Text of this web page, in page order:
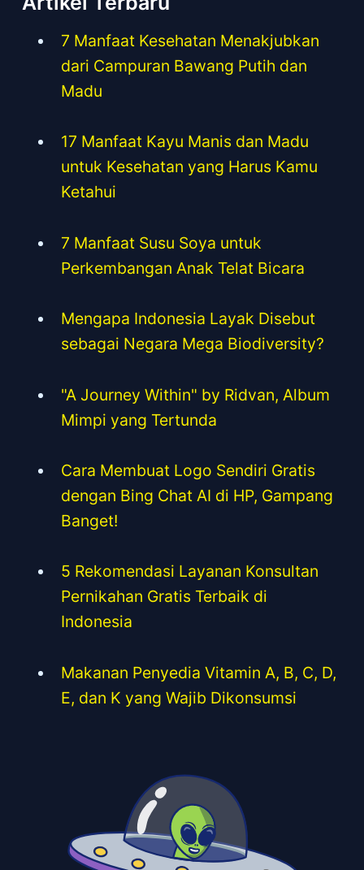
7 Manfaat Kesehatan Menakjubkan
dari Campuran Bawang Putih dan
Madu
17 Manfaat Kayu Manis dan Madu
untuk Kesehatan yang Harus Kamu
Ketahui
7 Manfaat Susu Soya untuk
Perkembangan Anak Telat Bicara
Mengapa Indonesia Layak Disebut
sebagai Negara Mega Biodiversity?
"A Journey Within" by Ridvan, Album
Mimpi yang Tertunda
Cara Membuat Logo Sendiri Gratis
dengan Bing Chat AI di HP, Gampang
Banget!
5 Rekomendasi Layanan Konsultan
Pernikahan Gratis Terbaik di
Indonesia
Makanan Penyedia Vitamin A, B, C, D,
E, dan K yang Wajib Dikonsumsi